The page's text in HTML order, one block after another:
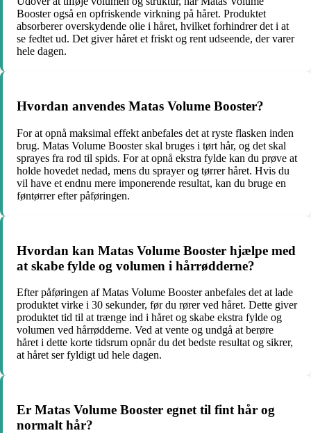
Booster også en opfriskende virkning på håret. Produktet
absorberer overskydende olie i håret, hvilket forhindrer det i at
se fedtet ud. Det giver håret et friskt og rent udseende, der varer
hele dagen.
Hvordan anvendes Matas Volume Booster?
For at opnå maksimal effekt anbefales det at ryste flasken inden
brug. Matas Volume Booster skal bruges i tørt hår, og det skal
sprayes fra rod til spids. For at opnå ekstra fylde kan du prøve at
holde hovedet nedad, mens du sprayer og tørrer håret. Hvis du
vil have et endnu mere imponerende resultat, kan du bruge en
føntørrer efter påføringen.
Hvordan kan Matas Volume Booster hjælpe med
at skabe fylde og volumen i hårrødderne?
Efter påføringen af Matas Volume Booster anbefales det at lade
produktet virke i 30 sekunder, før du rører ved håret. Dette giver
produktet tid til at trænge ind i håret og skabe ekstra fylde og
volumen ved hårrødderne. Ved at vente og undgå at berøre
håret i dette korte tidsrum opnår du det bedste resultat og sikrer,
at håret ser fyldigt ud hele dagen.
Er Matas Volume Booster egnet til fint hår og
normalt hår?